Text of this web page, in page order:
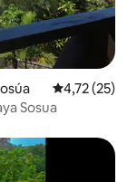
Průměrné
4,72 (25)
Sosua